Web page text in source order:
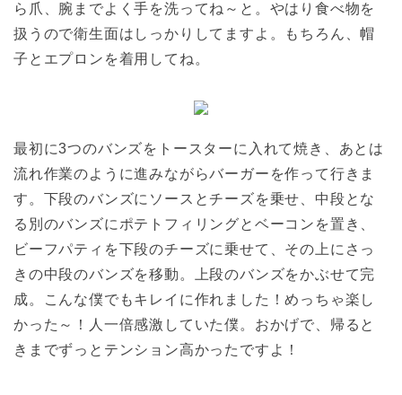
ら爪、腕までよく手を洗ってね～と。やはり食べ物を
扱うので衛生面はしっかりしてますよ。もちろん、帽
子とエプロンを着用してね。
最初に3つのバンズをトースターに入れて焼き、あとは
流れ作業のように進みながらバーガーを作って行きま
す。下段のバンズにソースとチーズを乗せ、中段とな
る別のバンズにポテトフィリングとベーコンを置き、
ビーフパティを下段のチーズに乗せて、その上にさっ
きの中段のバンズを移動。上段のバンズをかぶせて完
成。こんな僕でもキレイに作れました！めっちゃ楽し
かった～！人一倍感激していた僕。おかげで、帰ると
きまでずっとテンション高かったですよ！